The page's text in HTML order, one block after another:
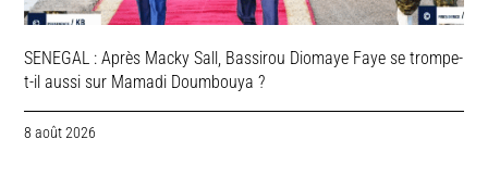
SENEGAL : Après Macky Sall, Bassirou Diomaye Faye se trompe-
t-il aussi sur Mamadi Doumbouya ?
8 août 2026